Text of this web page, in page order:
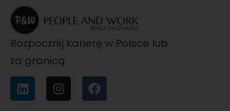
Rozpocznij karierę w Polsce lub
za granicą